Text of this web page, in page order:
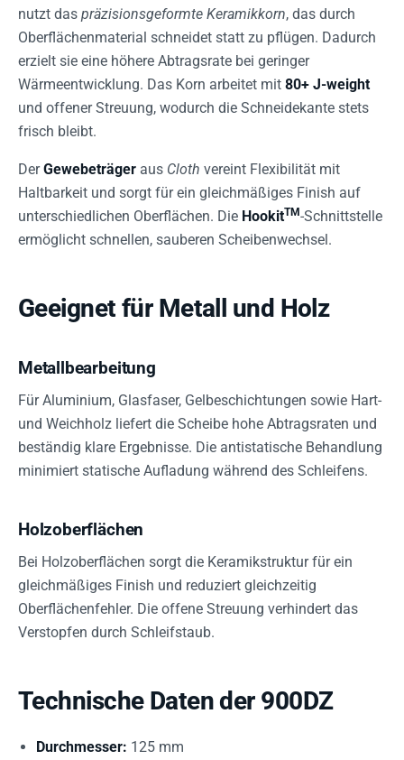
nutzt das präzisionsgeformte Keramikkorn, das durch
Oberflächenmaterial schneidet statt zu pflügen. Dadurch
erzielt sie eine höhere Abtragsrate bei geringer
Wärmeentwicklung. Das Korn arbeitet mit 80+ J-weight
und offener Streuung, wodurch die Schneidekante stets
frisch bleibt.
DerGewebeträger aus Cloth vereint Flexibilität mit
Haltbarkeit und sorgt für ein gleichmäßiges Finish auf
unterschiedlichen Oberflächen. Die HookitTM -Schnittstelle
ermöglicht schnellen, sauberen Scheibenwechsel.
Geeignet für Metall und Holz
Metallbearbeitung
Für Aluminium, Glasfaser, Gelbeschichtungen sowie Hart-
und Weichholz liefert die Scheibe hohe Abtragsraten und
beständig klare Ergebnisse. Die antistatische Behandlung
minimiert statische Aufladung während des Schleifens.
Holzoberflächen
Bei Holzoberflächen sorgt die Keramikstruktur für ein
gleichmäßiges Finish und reduziert gleichzeitig
Oberflächenfehler. Die offene Streuung verhindert das
Verstopfen durch Schleifstaub.
Technische Daten der 900DZ
Durchmesser: 125 mm